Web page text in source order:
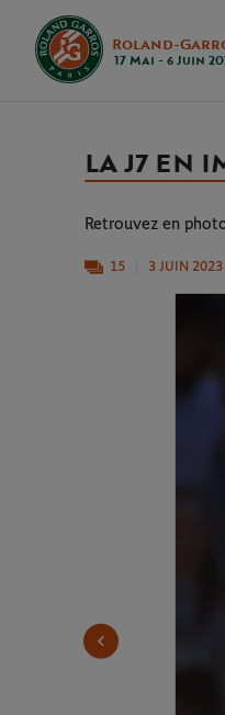
Roland-
17 Mai - 6 Juin
LA J7 EN
Retrouvez en
15 3 JUIN 2023